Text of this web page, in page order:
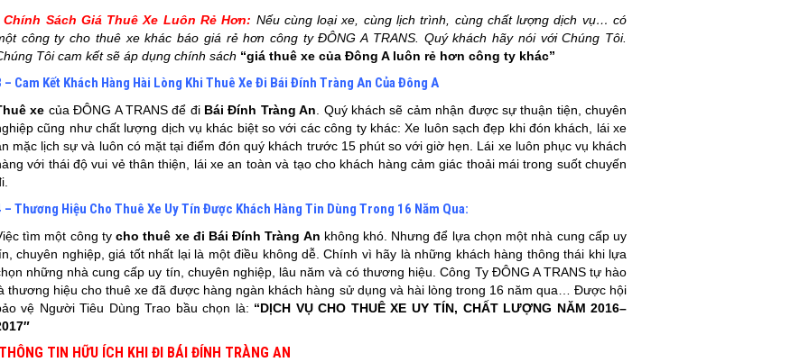
Chính Sách Giá Thuê Xe Luôn Rẻ Hơn: Nếu cùng loại xe, cùng lịch trình, cùng chất lượng dịch vụ… có
công ty cho thuê xe khác báo giá rẻ hơn công ty ĐÔNG A TRANS. Quý khách hãy nói với Chúng Tôi.
Tôi cam kết sẽ áp dụng chính sách “giá thuê xe của Đông A luôn rẻ hơn công ty khác”
– Cam Kết Khách Hàng Hài Lòng Khi Thuê Xe Đi Bái Đính Tràng An Của Đông A
xe của ĐÔNG A TRANS để đi Bái Đính Tràng An . Quý khách sẽ cảm nhận được sự thuận tiện, chuyên
cũng như chất lượng dịch vụ khác biệt so với các công ty khác: Xe luôn sạch đẹp khi đón khách, lái xe
mặc lịch sự và luôn có mặt tại điểm đón quý khách trước 15 phút so với giờ hẹn. Lái xe luôn phục vụ khách
với thái độ vui vẻ thân thiện, lái xe an toàn và tạo cho khách hàng cảm giác thoải mái trong suốt chuyến
– Thương Hiệu Cho Thuê Xe Uy Tín Được Khách Hàng Tin Dùng Trong 16 Năm Qua:
tìm một công tycho thuê xe đi Bái Đính Tràng An không khó. Nhưng để lựa chọn một nhà cung cấp uy
chuyên nghiệp, giá tốt nhất lại là một điều không dễ. Chính vì hãy là những khách hàng thông thái khi lựa
những nhà cung cấp uy tín, chuyên nghiệp, lâu năm và có thương hiệu. Công Ty ĐÔNG A TRANS tự hào
thương hiệu cho thuê xe đã được hàng ngàn khách hàng sử dụng và hài lòng trong 16 năm qua… Được hội
vệ Người Tiêu Dùng Trao bầu chọn là: “DỊCH VỤ CHO THUÊ XE UY TÍN, CHẤT LƯỢNG NĂM 2016–
THÔNG TIN HỮU ÍCH KHI ĐI BÁI ĐÍNH TRÀNG AN